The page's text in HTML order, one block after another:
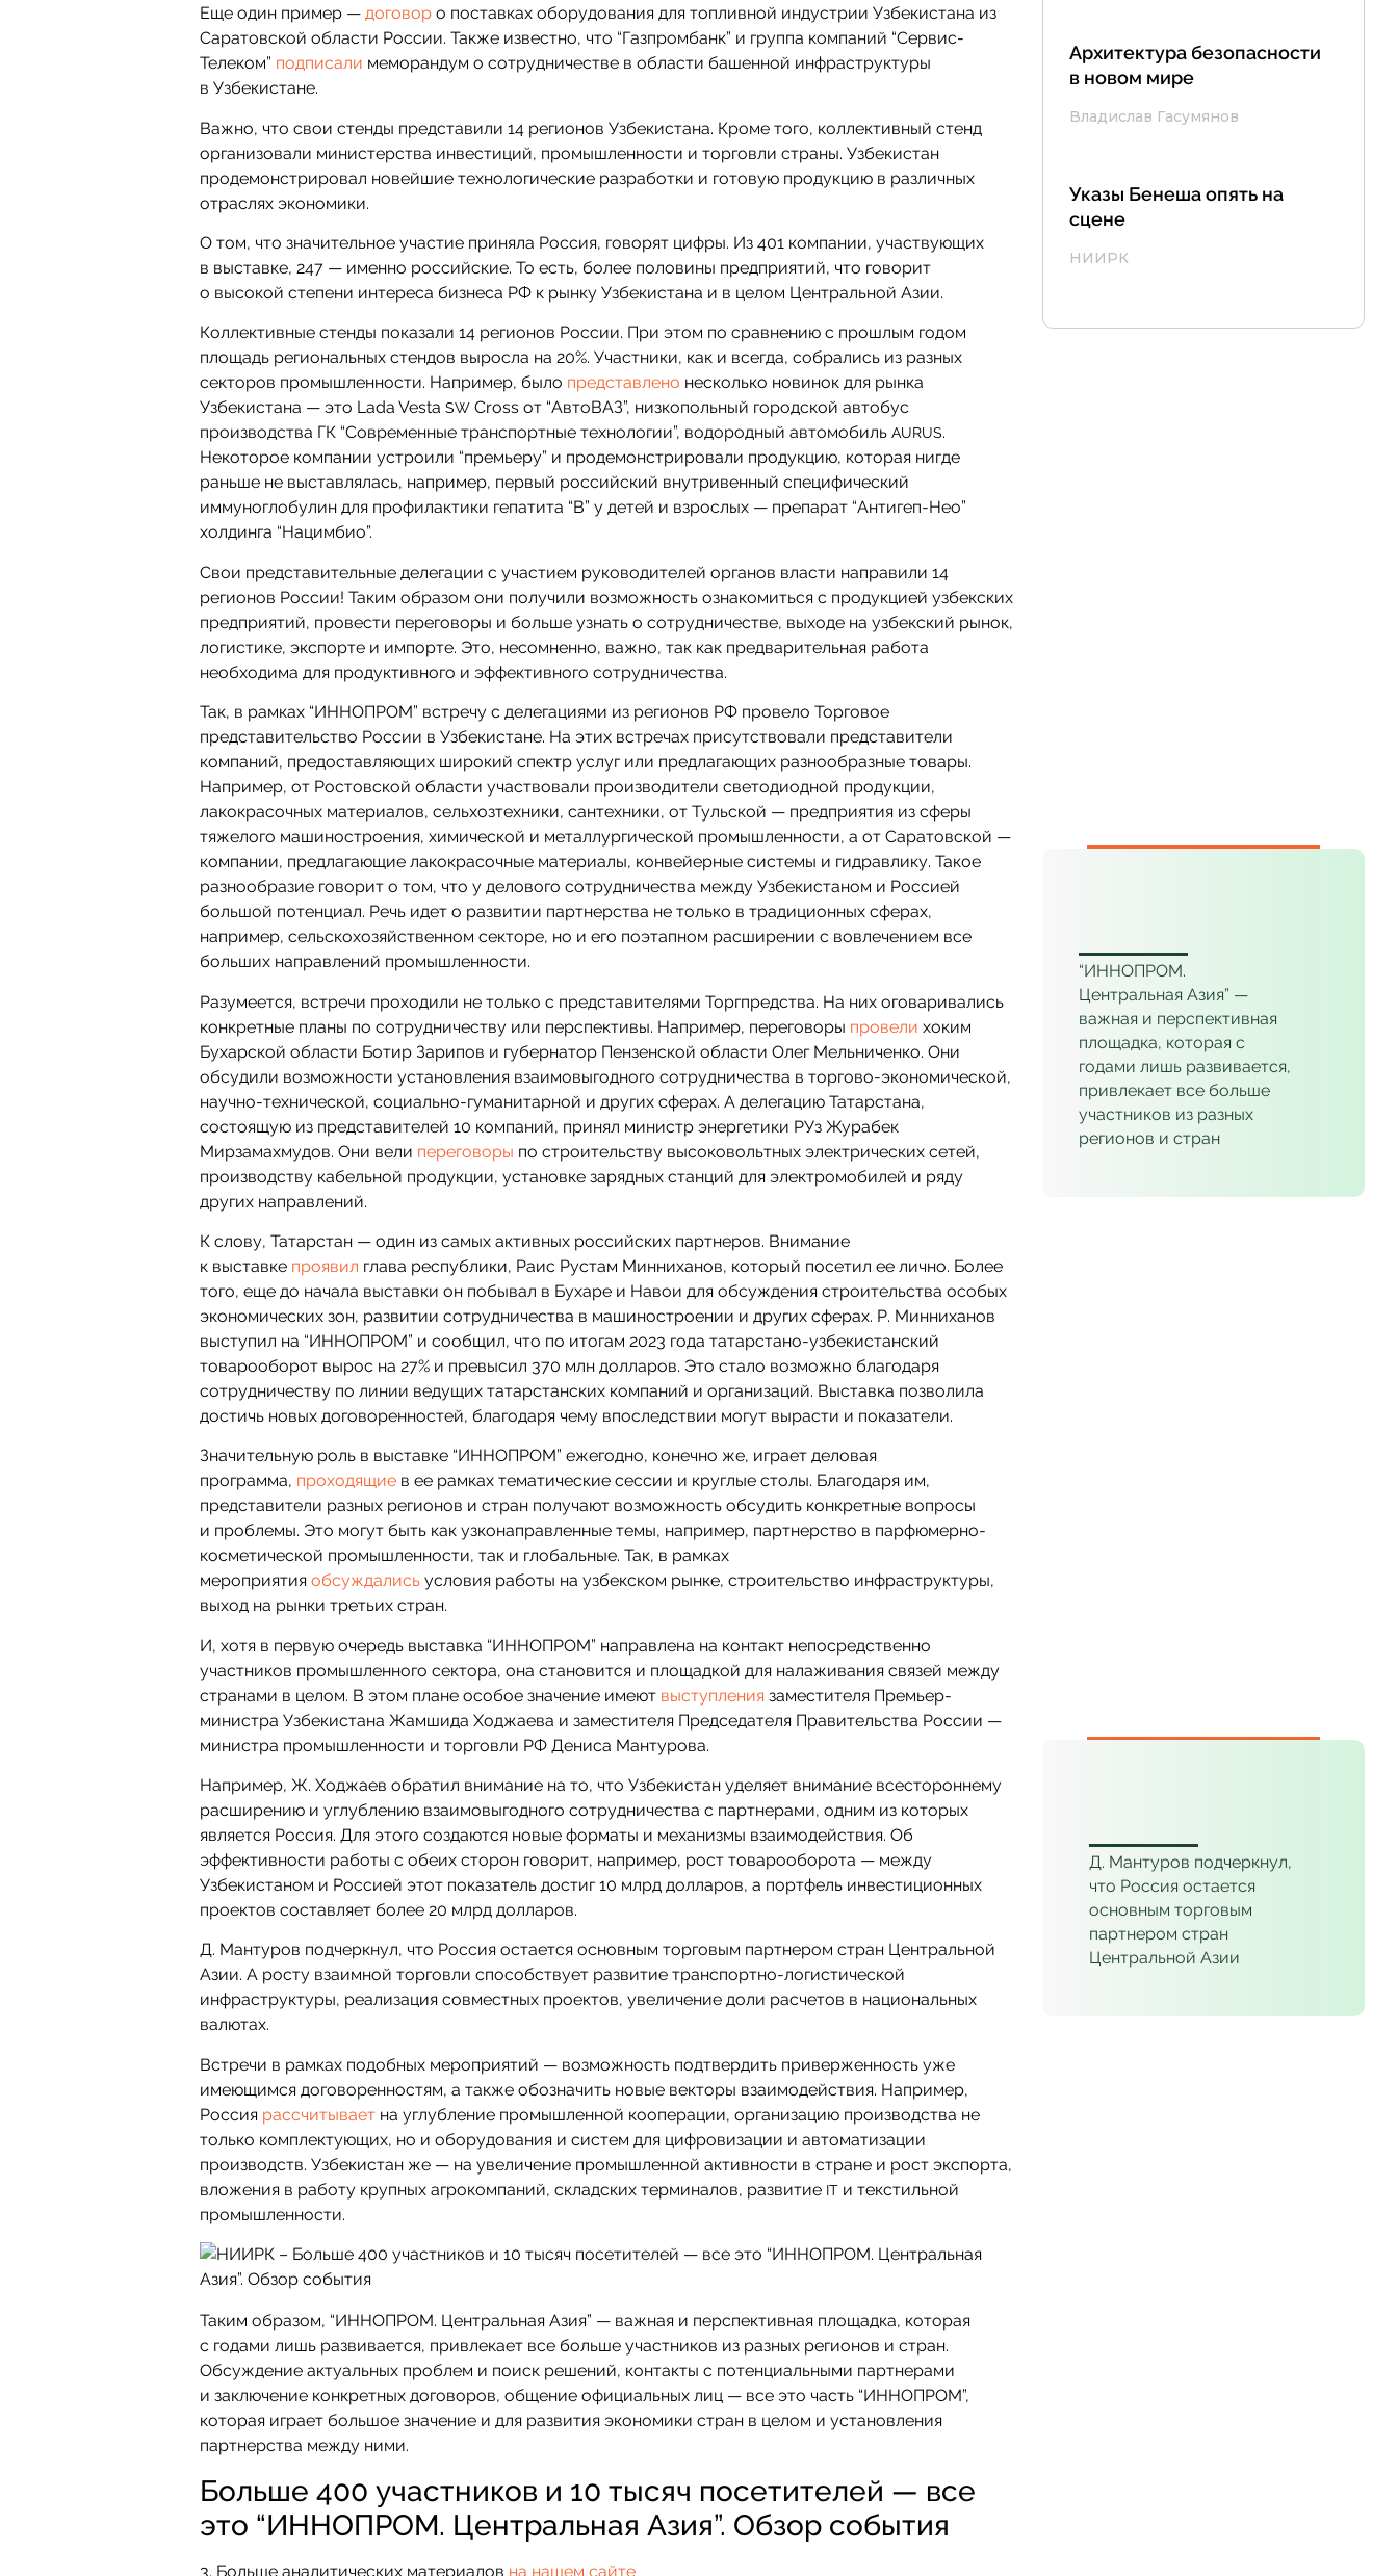
Еще один пример — договор о поставках оборудования для топливной индустрии Узбекистана из
Саратовской области России. Также известно, что “Газпромбанк” и группа компаний “Сервис-
Телеком” подписали меморандум о сотрудничестве в области башенной инфраструктуры
в Узбекистане.
Важно, что свои стенды представили 14 регионов Узбекистана. Кроме того, коллективный стенд
организовали министерства инвестиций, промышленности и торговли страны. Узбекистан
продемонстрировал новейшие технологические разработки и готовую продукцию в различных
отраслях экономики.
О том, что значительное участие приняла Россия, говорят цифры. Из 401 компании, участвующих
в выставке, 247 — именно российские. То есть, более половины предприятий, что говорит
о высокой степени интереса бизнеса РФ к рынку Узбекистана и в целом Центральной Азии.
Коллективные стенды показали 14 регионов России. При этом по сравнению с прошлым годом
площадь региональных стендов выросла на 20%. Участники, как и всегда, собрались из разных
секторов промышленности. Например, было представлено несколько новинок для рынка
Узбекистана — это Lada Vesta SW Cross от “АвтоВАЗ”, низкопольный городской автобус
производства ГК “Современные транспортные технологии”, водородный автомобиль AURUS.
Некоторое компании устроили “премьеру” и продемонстрировали продукцию, которая нигде
раньше не выставлялась, например, первый российский внутривенный специфический
иммуноглобулин для профилактики гепатита “В” у детей и взрослых — препарат “Антигеп-Нео”
холдинга “Нацимбио”.
Свои представительные делегации с участием руководителей органов власти направили 14
регионов России! Таким образом они получили возможность ознакомиться с продукцией узбекских
предприятий, провести переговоры и больше узнать о сотрудничестве, выходе на узбекский рынок,
логистике, экспорте и импорте. Это, несомненно, важно, так как предварительная работа
необходима для продуктивного и эффективного сотрудничества.
Так, в рамках “ИННОПРОМ” встречу с делегациями из регионов РФ провело Торговое
представительство России в Узбекистане. На этих встречах присутствовали представители
компаний, предоставляющих широкий спектр услуг или предлагающих разнообразные товары.
Например, от Ростовской области участвовали производители светодиодной продукции,
лакокрасочных материалов, сельхозтехники, сантехники, от Тульской — предприятия из сферы
тяжелого машиностроения, химической и металлургической промышленности, а от Саратовской —
компании, предлагающие лакокрасочные материалы, конвейерные системы и гидравлику. Такое
разнообразие говорит о том, что у делового сотрудничества между Узбекистаном и Россией
большой потенциал. Речь идет о развитии партнерства не только в традиционных сферах,
например, сельскохозяйственном секторе, но и его поэтапном расширении с вовлечением все
больших направлений промышленности.
Разумеется, встречи проходили не только с представителями Торгпредства. На них оговаривались
конкретные планы по сотрудничеству или перспективы. Например, переговоры провели хоким
Бухарской области Ботир Зарипов и губернатор Пензенской области Олег Мельниченко. Они
обсудили возможности установления взаимовыгодного сотрудничества в торгово-экономической,
научно-технической, социально-гуманитарной и других сферах. А делегацию Татарстана,
состоящую из представителей 10 компаний, принял министр энергетики РУз Журабек
Мирзамахмудов. Они вели переговоры по строительству высоковольтных электрических сетей,
производству кабельной продукции, установке зарядных станций для электромобилей и ряду
других направлений.
К слову, Татарстан — один из самых активных российских партнеров. Внимание
к выставке проявил глава республики, Раис Рустам Минниханов, который посетил ее лично. Более
того, еще до начала выставки он побывал в Бухаре и Навои для обсуждения строительства особых
экономических зон, развитии сотрудничества в машиностроении и других сферах. Р. Минниханов
выступил на “ИННОПРОМ” и сообщил, что по итогам 2023 года татарстано-узбекистанский
товарооборот вырос на 27% и превысил 370 млн долларов. Это стало возможно благодаря
сотрудничеству по линии ведущих татарстанских компаний и организаций. Выставка позволила
достичь новых договоренностей, благодаря чему впоследствии могут вырасти и показатели.
Значительную роль в выставке “ИННОПРОМ” ежегодно, конечно же, играет деловая
программа, проходящие в ее рамках тематические сессии и круглые столы. Благодаря им,
представители разных регионов и стран получают возможность обсудить конкретные вопросы
и проблемы. Это могут быть как узконаправленные темы, например, партнерство в парфюмерно-
косметической промышленности, так и глобальные. Так, в рамках
мероприятия обсуждались условия работы на узбекском рынке, строительство инфраструктуры,
выход на рынки третьих стран.
И, хотя в первую очередь выставка “ИННОПРОМ” направлена на контакт непосредственно
участников промышленного сектора, она становится и площадкой для налаживания связей между
странами в целом. В этом плане особое значение имеют выступления заместителя Премьер-
министра Узбекистана Жамшида Ходжаева и заместителя Председателя Правительства России —
министра промышленности и торговли РФ Дениса Мантурова.
Например, Ж. Ходжаев обратил внимание на то, что Узбекистан уделяет внимание всестороннему
расширению и углублению взаимовыгодного сотрудничества с партнерами, одним из которых
является Россия. Для этого создаются новые форматы и механизмы взаимодействия. Об
эффективности работы с обеих сторон говорит, например, рост товарооборота — между
Узбекистаном и Россией этот показатель достиг 10 млрд долларов, а портфель инвестиционных
проектов составляет более 20 млрд долларов.
Д. Мантуров подчеркнул, что Россия остается основным торговым партнером стран Центральной
Азии. А росту взаимной торговли способствует развитие транспортно-логистической
инфраструктуры, реализация совместных проектов, увеличение доли расчетов в национальных
валютах.
Встречи в рамках подобных мероприятий — возможность подтвердить приверженность уже
имеющимся договоренностям, а также обозначить новые векторы взаимодействия. Например,
Россия рассчитывает на углубление промышленной кооперации, организацию производства не
только комплектующих, но и оборудования и систем для цифровизации и автоматизации
производств. Узбекистан же — на увеличение промышленной активности в стране и рост экспорта,
вложения в работу крупных агрокомпаний, складских терминалов, развитие IT и текстильной
промышленности.
Таким образом, “ИННОПРОМ. Центральная Азия” — важная и перспективная площадка, которая
с годами лишь развивается, привлекает все больше участников из разных регионов и стран.
Обсуждение актуальных проблем и поиск решений, контакты с потенциальными партнерами
и заключение конкретных договоров, общение официальных лиц — все это часть “ИННОПРОМ”,
которая играет большое значение и для развития экономики стран в целом и установления
партнерства между ними.
Больше 400 участников и 10 тысяч посетителей — все
это “ИННОПРОМ. Центральная Азия”. Обзор события
3. Больше аналитических материалов на нашем сайте
Архитектура безопасности
в новом мире
Владислав Гасумянов
Указы Бенеша опять на
сцене
НИИРК
“ИННОПРОМ.
Центральная Азия” —
важная и перспективная
площадка, которая с
годами лишь развивается,
привлекает все больше
участников из разных
регионов и стран
Д. Мантуров подчеркнул,
что Россия остается
основным торговым
партнером стран
Центральной Азии